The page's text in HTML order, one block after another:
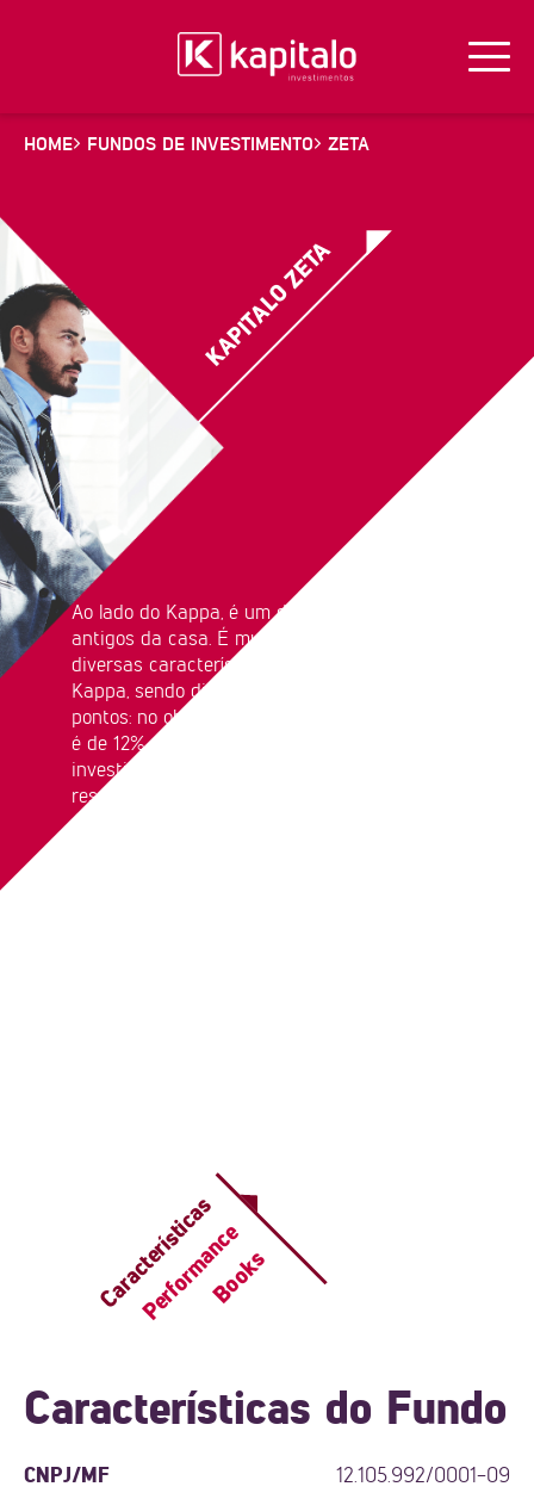
HOME FUNDOS DE INVESTIMENTO ZETA
KAPITALO ZETA
Ao lado do Kappa, é um dos fundos mais
antigos da casa. É multigestor, global, com
diversas características similares às do
Kappa, sendo diferente em três principais
pontos: no objetivo de volatilidade – o do Zeta
é de 12% –; no público-alvo, que são os
investidores qualificados; e na cota de
resgate, que acontece em D+60 dias corridos.
Características
Performance
Books
Características do Fundo
CNPJ/MF 12.105.992/0001-09